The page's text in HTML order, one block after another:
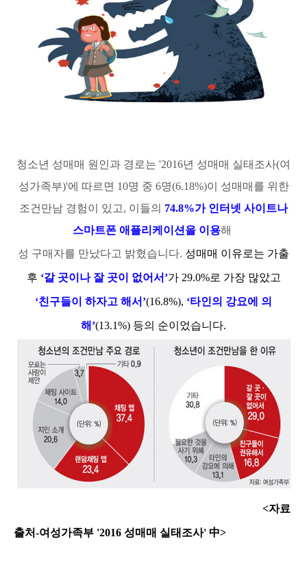
청소년 성매매 원인과 경로는 '2016년 성매매 실태조사(여
성가족부)'에 따르면 10명 중 6명(6.18%)이 성매매를 위한
조건만남 경험이 있고, 이들의 74.8%가 인터넷 사이트나
스마트폰 애플리케이션을 이용해
성 구매자를 만났다고 밝혔습니다. 성매매 이유로는 가출
후 ‘갈 곳이나 잘 곳이 없어서’가 29.0%로 가장 많았고
‘친구들이 하자고 해서’(16.8%), ‘타인의 강요에 의
해’(13.1%) 등의 순이었습니다.
<자료
출처-여성가족부 '2016 성매매 실태조사' 中>